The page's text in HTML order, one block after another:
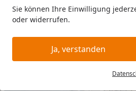
Sie können Ihre Einwilligung
oder widerrufen.
Ja, verstanden